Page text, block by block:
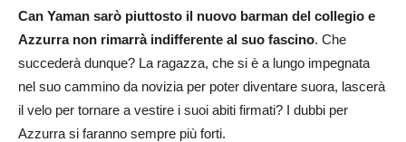
Can Yaman sarò piuttosto il nuovo barman del collegio e
Azzurra non rimarrà indifferente al suo fascino. Che
succederà dunque? La ragazza, che si è a lungo impegnata
nel suo cammino da novizia per poter diventare suora, lascerà
il velo per tornare a vestire i suoi abiti firmati? I dubbi per
Azzurra si faranno sempre più forti.